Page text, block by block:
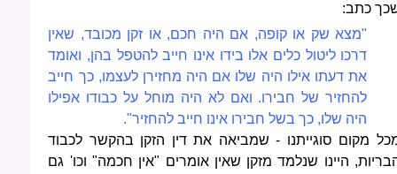
כתב:
"מצא שק או קופה, אם היה חכם, או זקן מכובד, שאין
דרכו ליטול כלים אלו בידו אינו חייב להטפל בהן, ואומד
את דעתו אילו היה שלו אם היה מחזירן לעצמו, כך חייב
להחזיר של חבירו. ואם לא היה מוחל על כבודו אפילו
היה שלו, כך בשל חבירו אינו חייב להחזיר".
מקום סוגייתנו - שמביאה את דין הזקן בהקשר לכבוד
היינו שנלמד מזקן שאין אומרים "אין חכמה" וכו' גם